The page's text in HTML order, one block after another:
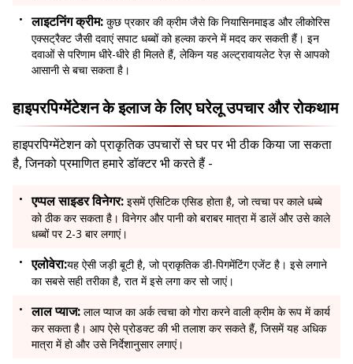
लाइटनिंग क्रीम: कुछ प्रकार की क्रीम जैसे कि नियासिनमाइड और लीकोरिस
एक्सट्रैक्ट जैसी दवाएं सपाट धब्बों को हल्का करने में मदद कर सकती हैं। इन
दवाओं से परिणाम धीरे-धीरे ही मिलते हैं, लेकिन यह अल्ट्रावायलेट रेज़ से आपको
आसानी से बचा सकता है।
हाइपरपिग्मेंटेशन के इलाज के लिए घरेलू उपचार और रोकथाम
हाइपरपिग्मेंटेशन को प्राकृतिक उपचारों से घर पर भी ठीक किया जा सकता
है, जिनको प्रमाणित हमारे डॉक्टर भी करते हैं -
एप्पल साइडर विनेगर: इसमें एसिटिक एसिड होता है, जो त्वचा पर काले धब्बे
को ठीक कर सकता है। विनेगर और पानी को बराबर मात्रा में डालें और उसे काले
धब्बों पर 2-3 बार लगाएं।
एलोवेरा:यह ऐसी जड़ी बूटी है, जो प्राकृतिक डी-पिगमेंटिंग एजेंट है। इसे लगाने
का सबसे सही तरीका है, रात में इसे लगा कर सो जाएं।
लाल प्याज: लाल प्याज का अर्क त्वचा को गोरा करने वाली क्रीम के रूप में कार्य
कर सकता है। आप ऐसे प्रोडक्ट की भी तलाश कर सकते हैं, जिसमें यह अधिक
मात्रा में हो और उसे निर्देशानुसार लगाएं।